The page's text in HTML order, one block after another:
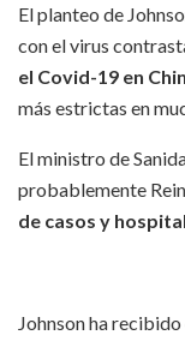
El planteo de
con el virus
el Covid-19 en
más estrictas en
El ministro de
probablemente
de casos y
Johnson ha